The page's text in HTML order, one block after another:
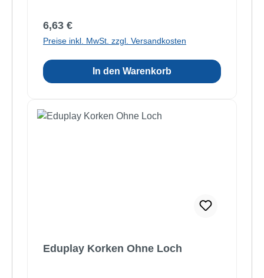
Regulärer Preis:
6,63 €
Preise inkl. MwSt. zzgl. Versandkosten
In den Warenkorb
Eduplay Korken Ohne Loch